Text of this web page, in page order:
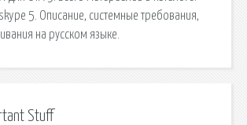
5. Описание, системные требования,
на русском языке.
Stuff